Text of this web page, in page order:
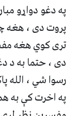
په دغو دواړو
پروت دی ، هغه
تری کوي هغه
دی ، حتما به د
رسوا شي ، الله
په اخرت کې به